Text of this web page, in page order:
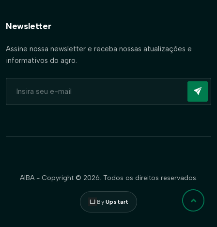
Newsletter
Assine nossa newsletter e receba nossas atualizações e
informativos do agro.
AIBA - Copyright © 2026. Todos os direitos reservados.
ByUpstart